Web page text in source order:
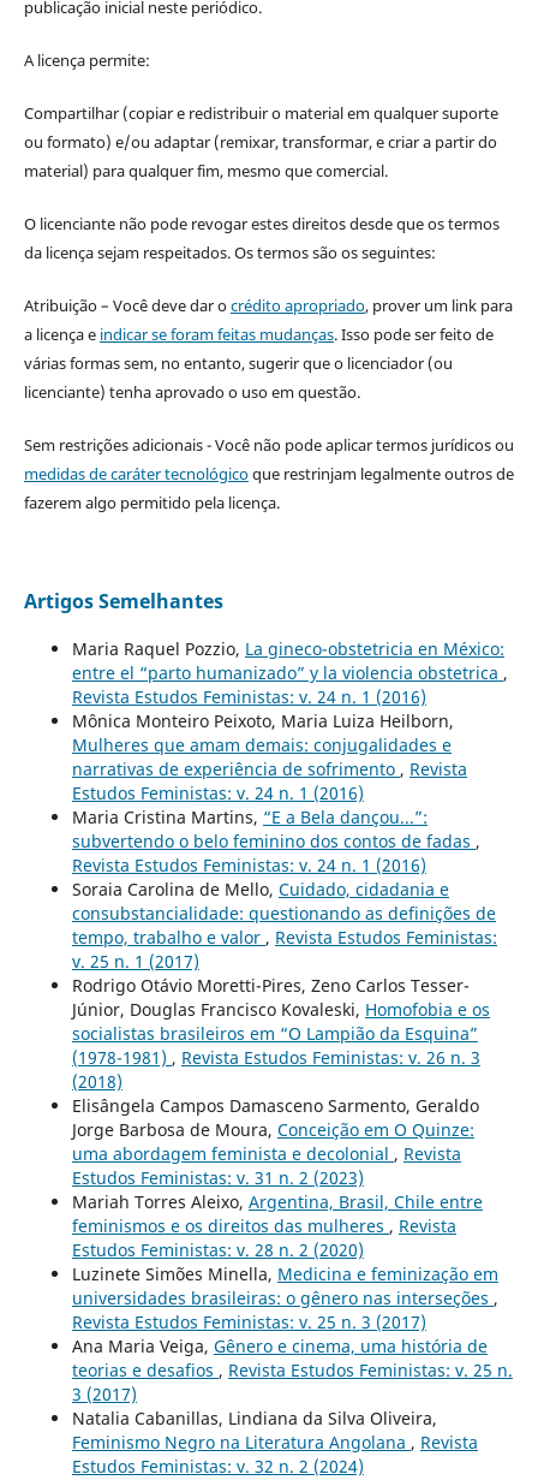
publicação inicial neste periódico.
A licença permite:
Compartilhar (copiar e redistribuir o material em qualquer suporte
ou formato) e/ou adaptar (remixar, transformar, e criar a partir do
material) para qualquer fim, mesmo que comercial.
O licenciante não pode revogar estes direitos desde que os termos
da licença sejam respeitados. Os termos são os seguintes:
Atribuição – Você deve dar ocrédito apropriado, prover um link para
a licença e indicar se foram feitas mudanças. Isso pode ser feito de
várias formas sem, no entanto, sugerir que o licenciador (ou
licenciante) tenha aprovado o uso em questão.
Sem restrições adicionais - Você não pode aplicar termos jurídicos ou
medidas de caráter tecnológicoque restrinjam legalmente outros de
fazerem algo permitido pela licença.
Artigos Semelhantes
Maria Raquel Pozzio, La gineco-obstetricia en México:
entre el “parto humanizado” y la violencia obstetrica ,
Revista Estudos Feministas: v. 24 n. 1 (2016)
Mônica Monteiro Peixoto, Maria Luiza Heilborn,
Mulheres que amam demais: conjugalidades e
narrativas de experiência de sofrimento , Revista
Estudos Feministas: v. 24 n. 1 (2016)
Maria Cristina Martins, “E a Bela dançou...”:
subvertendo o belo feminino dos contos de fadas ,
Revista Estudos Feministas: v. 24 n. 1 (2016)
Soraia Carolina de Mello, Cuidado, cidadania e
consubstancialidade: questionando as definições de
tempo, trabalho e valor , Revista Estudos Feministas:
v. 25 n. 1 (2017)
Rodrigo Otávio Moretti-Pires, Zeno Carlos Tesser-
Júnior, Douglas Francisco Kovaleski, Homofobia e os
socialistas brasileiros em “O Lampião da Esquina”
(1978-1981) , Revista Estudos Feministas: v. 26 n. 3
(2018)
Elisângela Campos Damasceno Sarmento, Geraldo
Jorge Barbosa de Moura, Conceição em O Quinze:
uma abordagem feminista e decolonial , Revista
Estudos Feministas: v. 31 n. 2 (2023)
Mariah Torres Aleixo, Argentina, Brasil, Chile entre
feminismos e os direitos das mulheres , Revista
Estudos Feministas: v. 28 n. 2 (2020)
Luzinete Simões Minella, Medicina e feminização em
universidades brasileiras: o gênero nas interseções ,
Revista Estudos Feministas: v. 25 n. 3 (2017)
Ana Maria Veiga, Gênero e cinema, uma história de
teorias e desafios , Revista Estudos Feministas: v. 25 n.
3 (2017)
Natalia Cabanillas, Lindiana da Silva Oliveira,
Feminismo Negro na Literatura Angolana , Revista
Estudos Feministas: v. 32 n. 2 (2024)